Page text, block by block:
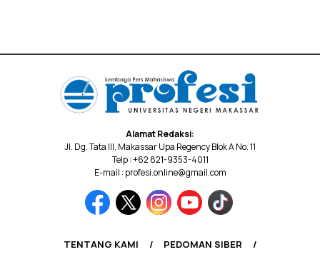
Alamat Redaksi:
Jl. Dg. Tata III, Makassar Upa Regency Blok A No. 11
Telp : +62 821-9353-4011
E-mail : profesi.online@gmail.com
TENTANG KAMI PEDOMAN SIBER